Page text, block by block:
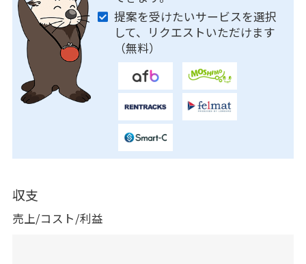
提案を受けたいサービスを選択
して、リクエストいただけます
（無料）
収支
売上/コスト/利益